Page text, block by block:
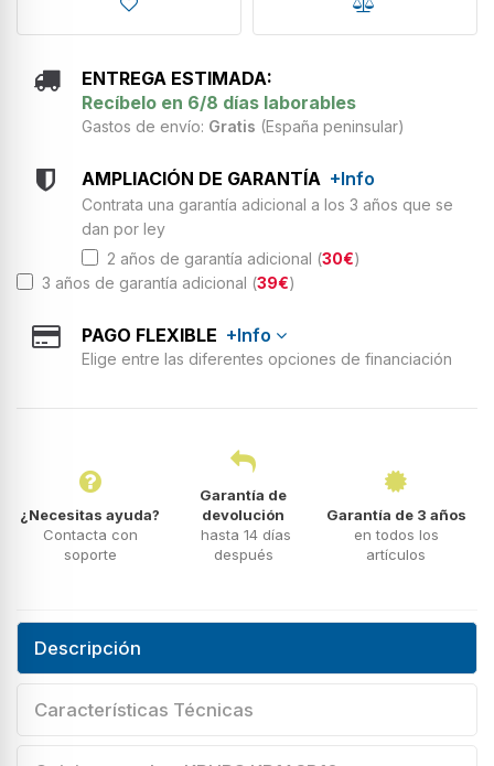
ENTREGA ESTIMADA:
Recíbelo en 6/8 días laborables
Gastos de envío: Gratis (España peninsular)
AMPLIACIÓN DE GARANTÍA +Info
Contrata una garantía adicional a los 3 años que se
dan por ley
2 años de garantía adicional (30€)
3 años de garantía adicional (39€)
PAGO FLEXIBLE +Info
Elige entre las diferentes opciones de financiación
¿Necesitas ayuda?
Contacta con
soporte
Garantía de
devolución
hasta 14 días
después
Garantía de 3 años
en todos los
artículos
Descripción
Características Técnicas